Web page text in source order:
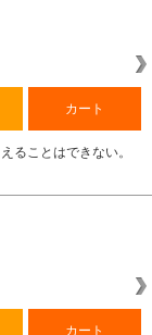
カート
ることはできない。
カート